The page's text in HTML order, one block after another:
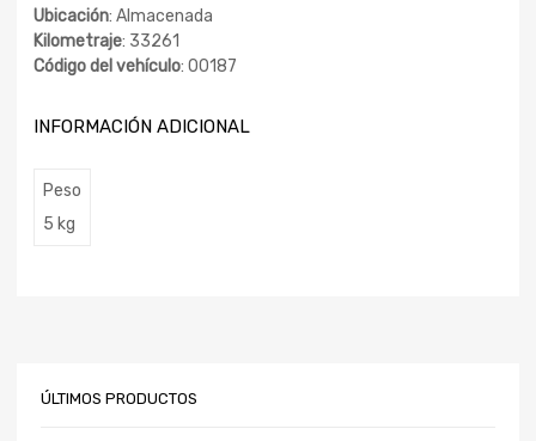
Ubicación: Almacenada
Kilometraje: 33261
Código del vehículo: 00187
INFORMACIÓN ADICIONAL
Peso
5 kg
ÚLTIMOS PRODUCTOS